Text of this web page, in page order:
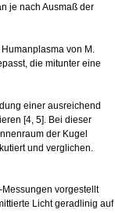
je nach Ausmaß der
von M.
die mitunter eine
einer ausreichend
[4, 5]. Bei dieser
der Kugel
und verglichen.
vorgestellt
Licht geradlinig auf